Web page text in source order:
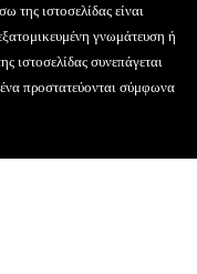
της ιστοσελίδας είναι
γνωμάτευση ή
ιστοσελίδας συνεπάγεται
προστατεύονται σύμφωνα